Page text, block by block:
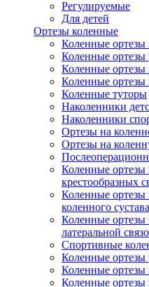
Регулируемые
Для детей
Ортезы коленные
Коленные ортезы
Коленные ортезы
Коленные
Коленные ортезы
Коленные туторы
Наколенники
Наколенники
Ортезы на
Ортезы на
Коленные ортезы
крестообразных
Коленные ортезы
коленного сустава
Коленные ортезы
латеральной
Спортивные
Коленные
Коленные ортезы
Коленные ортезы